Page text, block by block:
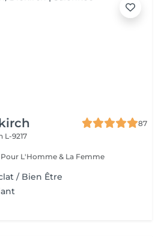
87
L-9217
Esthétique & Bien-être Pour L'Homme & La Femme
/ Bien Être